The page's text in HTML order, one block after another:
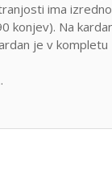
ima
konjev). Na
je v